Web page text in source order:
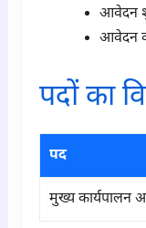
आवेदन
आवेदन
पदों का
पद
मुख्य कार्यपालन